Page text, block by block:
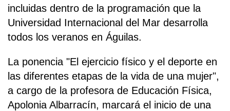
incluidas dentro de la programación que la
Universidad Internacional del Mar desarrolla
todos los veranos en Águilas.
La ponencia "El ejercicio físico y el deporte en
las diferentes etapas de la vida de una mujer",
a cargo de la profesora de Educación Física,
Apolonia Albarracín, marcará el inicio de una